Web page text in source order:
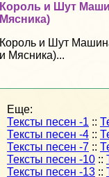
Король и Шут
Мясника)
Король и Шут
и Мясника)...
Еще:
Тексты песен -1 ::
Тексты песен -4 ::
Тексты песен -7 ::
Тексты песен -10 ::
Тексты песен -13 ::